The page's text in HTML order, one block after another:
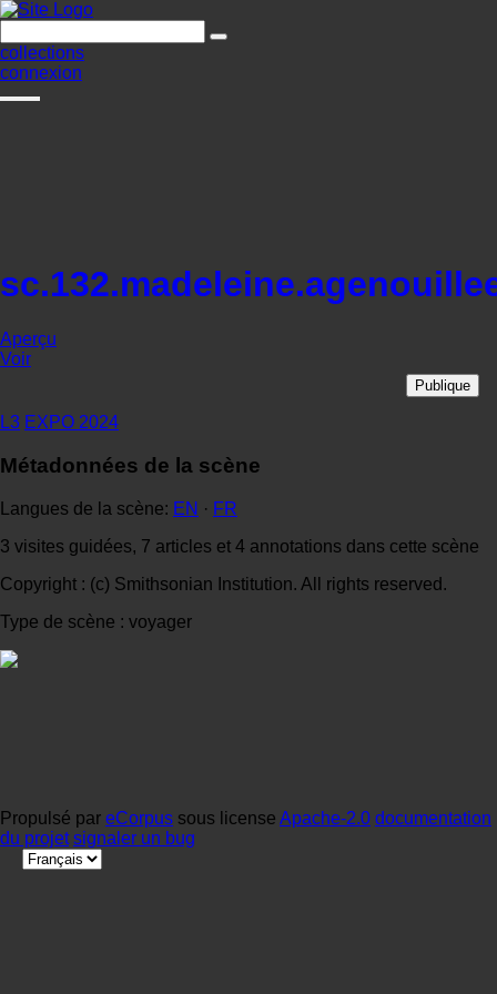
collections
connexion
Aperçu
Voir
Publique
L3 EXPO 2024
Métadonnées de la scène
Langues de la scène: EN · FR
3 visites guidées, 7 articles et 4 annotations dans cette scène
Copyright : (c) Smithsonian Institution. All rights reserved.
Type de scène : voyager
Propulsé par eCorpus sous license Apache-2.0 documentation
du projet signaler un bug